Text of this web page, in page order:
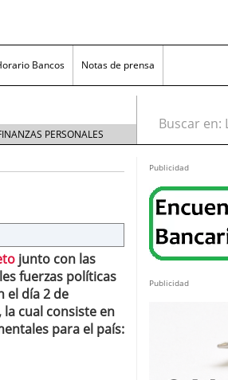
Bancos Notas de prensa
20, 2025
en México con
PERSONALES
Buscar en:
junto con las
fuerzas políticas
el día 2 de
, la cual consiste en
para el país:
Publicidad
Publicidad